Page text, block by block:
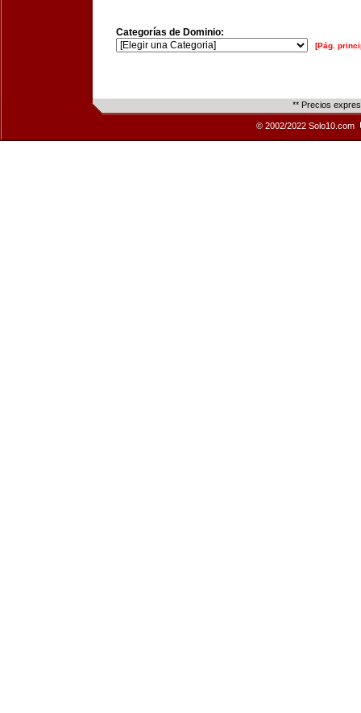
Categorías de Dominio:
[Pág.
** Precios
© 2002/2022 Solo10.com